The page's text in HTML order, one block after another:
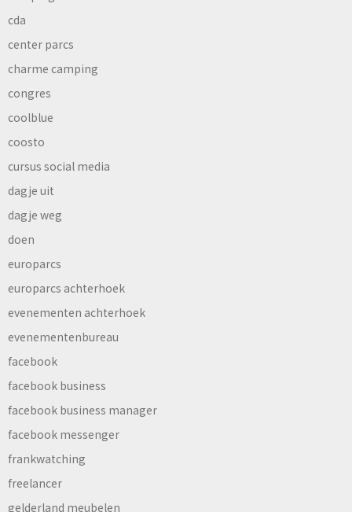
cda
center parcs
charme camping
congres
coolblue
coosto
cursus social media
dagje uit
dagje weg
doen
europarcs
europarcs achterhoek
evenementen achterhoek
evenementenbureau
facebook
facebook business
facebook business manager
facebook messenger
frankwatching
freelancer
gelderland meubelen